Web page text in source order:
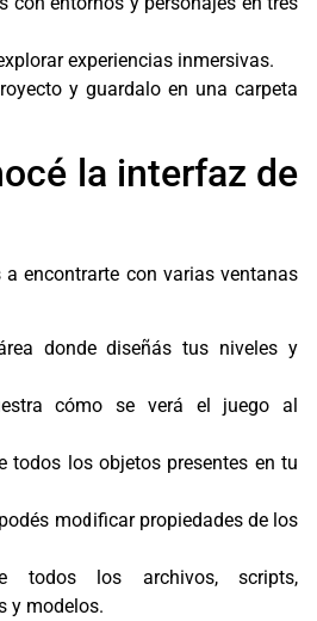
experiencias inmersivas.
y guardalo en una carpeta
la interfaz de
encontrarte con varias ventanas
donde diseñás tus niveles y
cómo se verá el juego al
todos los objetos presentes en tu
modificar propiedades de los
todos los archivos, scripts,
y modelos.